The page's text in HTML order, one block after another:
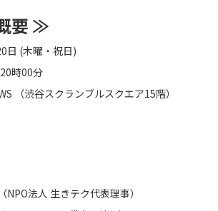
要 ≫
日 (木曜・祝日)
時00分
（渋谷スクランブルスクエア15階）
法人 生きテク代表理事）